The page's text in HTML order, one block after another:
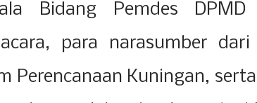
Bidang Pemdes DPMD
para narasumber dari
Perencanaan Kuningan,